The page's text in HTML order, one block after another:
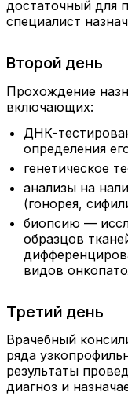
достаточный для
специалист
Второй день
Прохождение
включающих:
ДНК-
определения
генетическое
анализы на
(гонорея,
биопсию —
образцов
видов
Третий день
Врачебный
ряда
результаты
диагноз и